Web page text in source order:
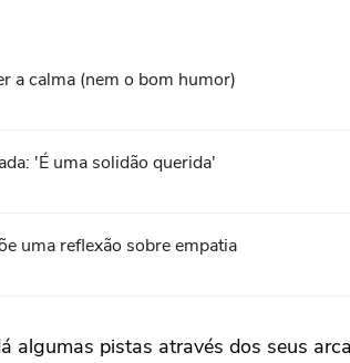
a calma (nem o bom humor)
'É uma solidão querida'
uma reflexão sobre empatia
algumas pistas através dos seus